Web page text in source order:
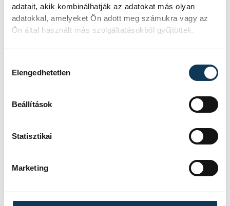
adatait, akik kombinálhatják az adatokat más olyan
adatokkal, amelyeket Ön adott meg számukra vagy az
Ön által használt más szolgáltatásokból gyűjtöttek.
Elengedhetetlen
Beállítások
Statisztikai
Marketing